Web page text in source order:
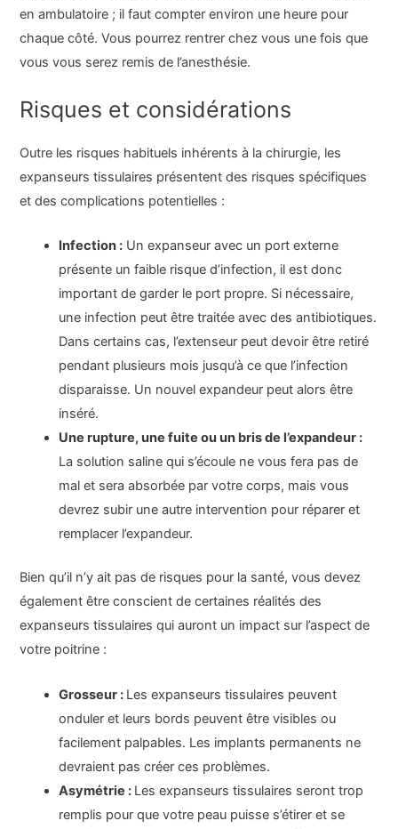
en ambulatoire ; il faut compter environ une heure pour
chaque côté. Vous pourrez rentrer chez vous une fois que
vous vous serez remis de l’anesthésie.
Risques et considérations
Outre les risques habituels inhérents à la chirurgie, les
expanseurs tissulaires présentent des risques spécifiques
et des complications potentielles :
Infection : Un expanseur avec un port externe
présente un faible risque d’infection, il est donc
important de garder le port propre. Si nécessaire,
une infection peut être traitée avec des antibiotiques.
Dans certains cas, l’extenseur peut devoir être retiré
pendant plusieurs mois jusqu’à ce que l’infection
disparaisse. Un nouvel expandeur peut alors être
inséré.
Une rupture, une fuite ou un bris de l’expandeur :
La solution saline qui s’écoule ne vous fera pas de
mal et sera absorbée par votre corps, mais vous
devrez subir une autre intervention pour réparer et
remplacer l’expandeur.
Bien qu’il n’y ait pas de risques pour la santé, vous devez
également être conscient de certaines réalités des
expanseurs tissulaires qui auront un impact sur l’aspect de
votre poitrine :
Grosseur : Les expanseurs tissulaires peuvent
onduler et leurs bords peuvent être visibles ou
facilement palpables. Les implants permanents ne
devraient pas créer ces problèmes.
Asymétrie : Les expanseurs tissulaires seront trop
remplis pour que votre peau puisse s’étirer et se